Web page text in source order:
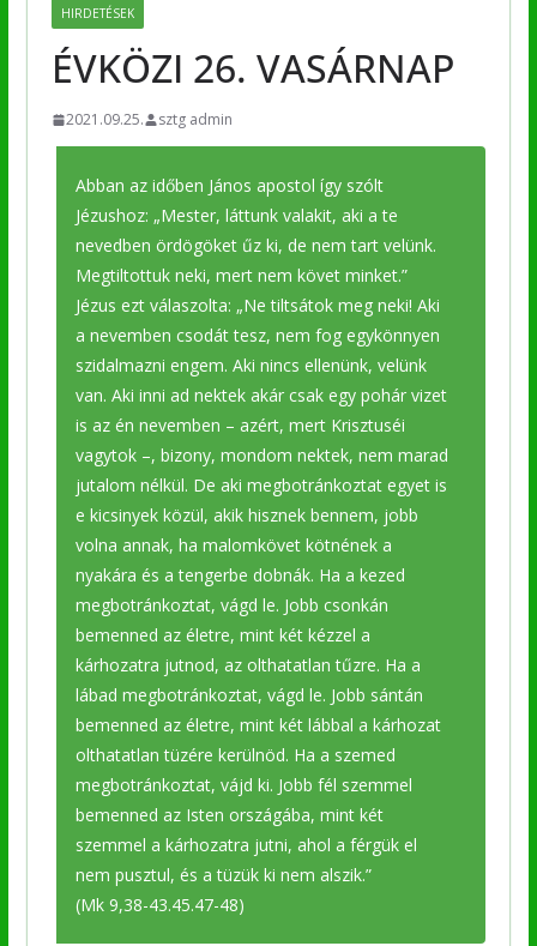
HIRDETÉSEK
ÉVKÖZI 26. VASÁRNAP
2021.09.25. sztg admin
Abban az időben János apostol így szólt
Jézushoz: „Mester, láttunk valakit, aki a te
nevedben ördögöket űz ki, de nem tart velünk.
Megtiltottuk neki, mert nem követ minket.”
Jézus ezt válaszolta: „Ne tiltsátok meg neki! Aki
a nevemben csodát tesz, nem fog egykönnyen
szidalmazni engem. Aki nincs ellenünk, velünk
van. Aki inni ad nektek akár csak egy pohár vizet
is az én nevemben – azért, mert Krisztuséi
vagytok –, bizony, mondom nektek, nem marad
jutalom nélkül. De aki megbotránkoztat egyet is
e kicsinyek közül, akik hisznek bennem, jobb
volna annak, ha malomkövet kötnének a
nyakára és a tengerbe dobnák. Ha a kezed
megbotránkoztat, vágd le. Jobb csonkán
bemenned az életre, mint két kézzel a
kárhozatra jutnod, az olthatatlan tűzre. Ha a
lábad megbotránkoztat, vágd le. Jobb sántán
bemenned az életre, mint két lábbal a kárhozat
olthatatlan tüzére kerülnöd. Ha a szemed
megbotránkoztat, vájd ki. Jobb fél szemmel
bemenned az Isten országába, mint két
szemmel a kárhozatra jutni, ahol a férgük el
nem pusztul, és a tüzük ki nem alszik.”
(Mk 9,38-43.45.47-48)